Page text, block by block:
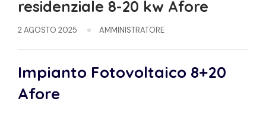
residenziale 8-20 kw Afore
2 AGOSTO 2025 AMMINISTRATORE
Impianto Fotovoltaico 8+20
Afore